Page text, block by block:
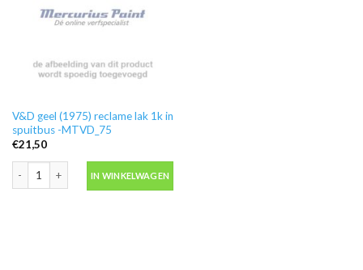
V&D geel (1975) reclame lak 1k in
spuitbus -MTVD_75
€21,50
IN WINKELWAGEN